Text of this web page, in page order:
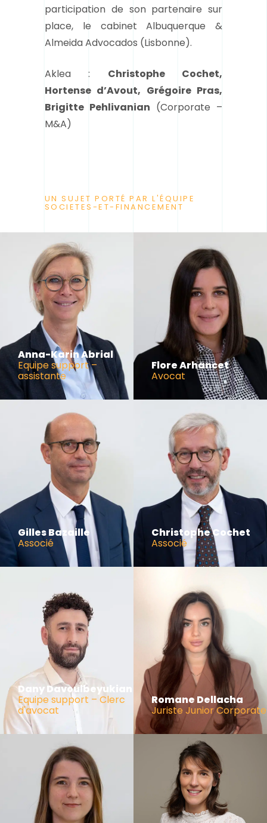
participation de son partenaire sur
place, le cabinet Albuquerque &
Almeida Advocados (Lisbonne).
Aklea : Christophe Cochet,
Hortense d’Avout, Grégoire Pras,
Brigitte Pehlivanian (Corporate –
M&A)
UN SUJET PORTÉ PAR L'ÉQUIPE
SOCIETES-ET-FINANCEMENT
Anna-Karin Abrial
Equipe support –
assistante
Flore Arhancet
Avocat
Gilles Bazaille
Associé
Christophe Cochet
Associé
Dany Davoulbeyukian
Equipe support – Clerc
d'avocat
Romane Dellacha
Juriste Junior Corporate